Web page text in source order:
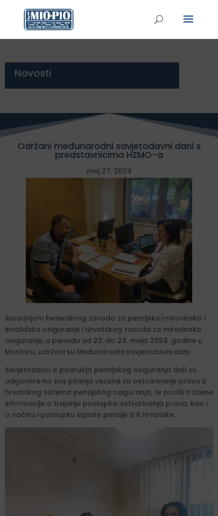
Novosti
Održani međunarodni savjetodavni dani s
predstavnicima HZMO-a
maj 27, 2024
Saradnjom Federalnog zavoda za penzijsko/mirovinsko i
invalidsko osiguranje i Hrvatskog zavoda za mirovinsko
osiguranje, u periodu od 23. do 24. maja 2024. godine u
Mostaru, održani su Međunarodni savjetodavni dani.
Savjetodavci iz područja penzijskog osiguranja dali su
odgovore na sva pitanja vezana za ostvarivanje prava iz
hrvatskog sistema penzijskog osiguranja, te pružili tražene
informacije o trajanju postupka ostvarivanja prava, kao i
o načinu i postupku isplate penzije iz R.Hrvatske.